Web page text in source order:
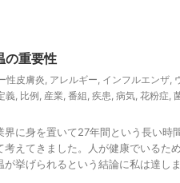
の重要性
性皮膚炎, アレルギー, インフルエンザ,
義, 比例, 産業, 番組, 疾患, 病気, 花粉症,
界に身を置いて27年間という長い時
えてきました。人が健康でいるた
が挙げられるという結論に私は達し